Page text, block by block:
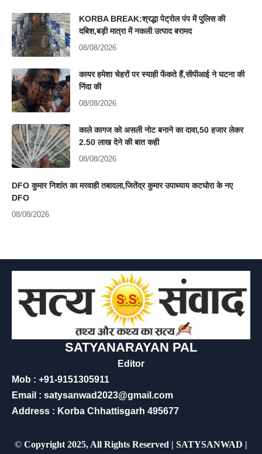
KORBA BREAK:श्रद्धा पेट्रोल पंप में पुलिस की
दबिश,बड़ी मात्रा में नकली उत्पाद बरामद
08/08/2026
कायर हमेशा चेहरों पर स्याही फेंकते हैं,सीपीआई ने घटना की
निंदा की
08/08/2026
काले कागज को असली नोट बनाने का दावा,50 हजार लेकर
2.50 लाख देने की बात कही
08/08/2026
DFO कुमार निशांत का मरवाही तबादला,जितेंद्र कुमार उपाध्याय कटघोरा के नए
DFO
08/08/2026
SATYANARAYAN PAL
Editor
Mob : +91-9151305911
Email : satysanwad2023@gmail.com
Address : Korba Chhattisgarh 495677
© Copyright 2025, All Rights Reserved | SATYSANWAD |